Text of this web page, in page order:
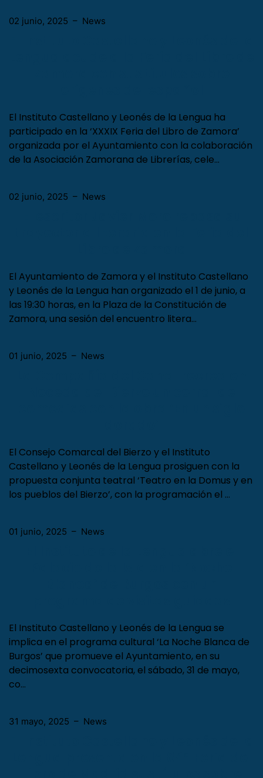
02 junio, 2025 – News
El Instituto Castellano y Leonés de la Lengua ha
participado en la ‘XXXIX Feria del Libro de Zamora’
organizada por el Ayuntamiento con la colaboración
de la Asociación Zamorana de Librerías, cele…
02 junio, 2025 – News
El Ayuntamiento de Zamora y el Instituto Castellano
y Leonés de la Lengua han organizado el 1 de junio, a
las 19:30 horas, en la Plaza de la Constitución de
Zamora, una sesión del encuentro litera…
01 junio, 2025 – News
El Consejo Comarcal del Bierzo y el Instituto
Castellano y Leonés de la Lengua prosiguen con la
propuesta conjunta teatral ‘Teatro en la Domus y en
los pueblos del Bierzo’, con la programación el …
01 junio, 2025 – News
El Instituto Castellano y Leonés de la Lengua se
implica en el programa cultural ‘La Noche Blanca de
Burgos’ que promueve el Ayuntamiento, en su
decimosexta convocatoria, el sábado, 31 de mayo,
co…
31 mayo, 2025 – News